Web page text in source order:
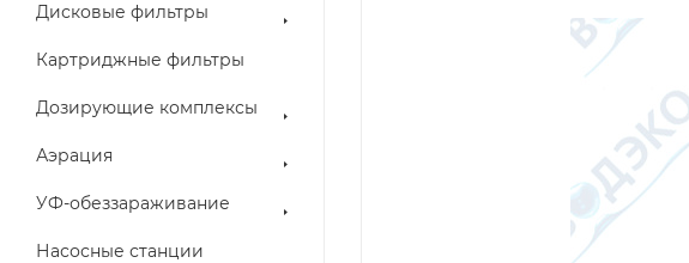
Дисковые фильтры
Картриджные фильтры
Дозирующие комплексы
Аэрация
УФ-обеззараживание
Насосные станции